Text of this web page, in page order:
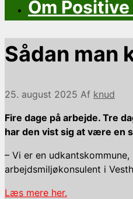
Om
Sådan man
25. august 2025 Af knud
Fire dage på arbejde. Tre
har den vist sig at være en
– Vi er en
arbejdsmiljøkonsulent i
Læs mere her.